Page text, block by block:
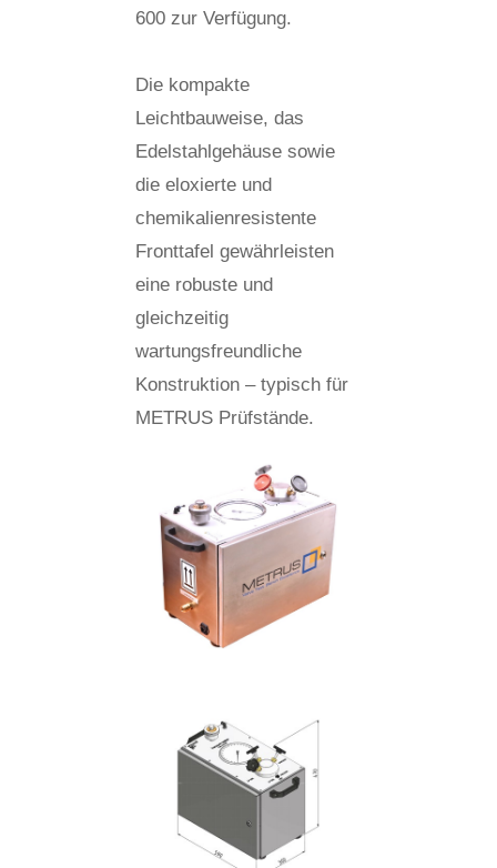
600 zur Verfügung.
Die kompakte
Leichtbauweise, das
Edelstahlgehäuse sowie
die eloxierte und
chemikalienresistente
Fronttafel gewährleisten
eine robuste und
gleichzeitig
wartungsfreundliche
Konstruktion – typisch für
METRUS Prüfstände.